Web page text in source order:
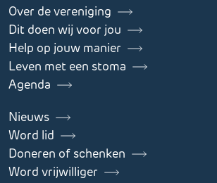
Over de vereniging
Dit doen wij voor jou
Help op jouw manier
Leven met een stoma
Agenda
Nieuws
Word lid
Doneren of schenken
Word vrijwilliger